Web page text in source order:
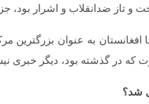
و تاز ضدانقلاب و اشرار
که در گذشته بود، دیگر خبری
شد؟